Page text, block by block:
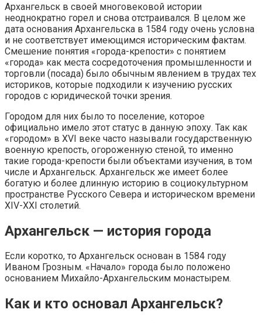
Архангельск в своей многовековой истории
неоднократно горел и снова отстраивался. В целом же
дата основания Архангельска в 1584 году очень условна
и не соответствует имеющимся историческим фактам.
Смешение понятия «города-крепости» с понятием
«города» как места сосредоточения промышленности и
торговли (посада) было обычным явлением в трудах тех
историков, которые подходили к изучению русских
городов с юридической точки зрения.
Городом для них было то поселение, которое
официально имело этот статус в данную эпоху. Так как
«городом» в ХVI веке часто называли государственную
военную крепость, огороженную стеной, то именно
такие города-крепости были объектами изучения, в том
числе и Архангельск. Архангельск же имеет более
богатую и более длинную историю в социокультурном
пространстве Русского Севера и историческом времени
XIV-XXI столетий.
Архангельск — история города
Если коротко, то Архангельск основан в 1584 году
Иваном Грозным. «Начало» города было положено
основанием Михайло-Архангельским монастырем.
Как и кто основал Архангельск?